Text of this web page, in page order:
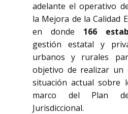
adelante el operativo
la Mejora de la Calidad
en donde 166
gestión estatal y
urbanos y rurales
objetivo de realizar un
situación actual sobre
marco del Plan de
Jurisdiccional.